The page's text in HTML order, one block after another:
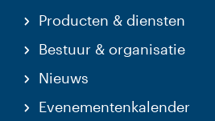
Producten & diensten
Bestuur & organisatie
Nieuws
Evenementenkalender